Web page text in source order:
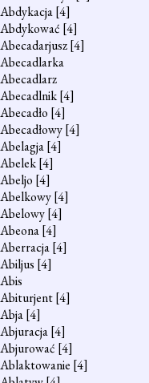
Abdykacja[4]
Abdykować [4]
Abecadarjusz[4]
Abecadlarka
Abecadlarz
Abecadlnik[4]
Abecadło [4]
Abecadłowy[4]
Abelagja[4]
Abelek[4]
Abeljo [4]
Abelkowy[4]
Abelowy[4]
Abeona[4]
Aberracja[4]
Abiljus [4]
Abis
Abiturjent[4]
Abja[4]
Abjuracja[4]
Abjurować [4]
Ablaktowanie [4]